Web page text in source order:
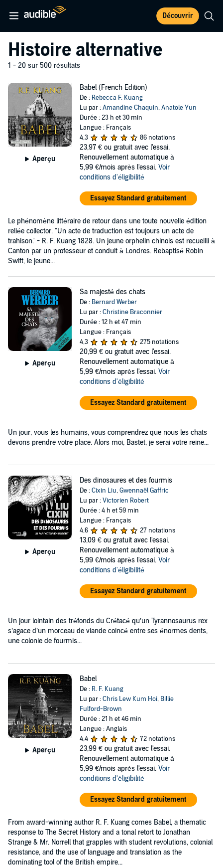
Découvrir
Histoire alternative
1 - 20 sur 500 résultats
Aperçu
Babel (French Edition)
De : Rebecca F. Kuang
Lu par :Amandine Chaquin,Anatole Yun
Durée : 23 h et 30 min
Langue : Français
4,3
86 notations
23,97 € ou gratuit avec l'essai.
Renouvellement automatique à
5,99 €/mois après l'essai. Voir
conditions d'éligibilité
Essayez Standard gratuitement
Le phénomène littéraire de retour dans une toute nouvelle édition
reliée collector. "Un acte de traduction est toujours un acte de
trahison.' - R. F. Kuang 1828. Un jeune orphelin chinois est recueilli à
Canton par un professeur et conduit à Londres. Rebaptisé Robin
Swift, le jeune...
Aperçu
Sa majesté des chats
De : Bernard Werber
Lu par :Christine Braconnier
Durée : 12 h et 47 min
Langue : Français
4,3
275 notations
20,99 € ou gratuit avec l'essai.
Renouvellement automatique à
5,99 €/mois après l'essai. Voir
conditions d'éligibilité
Essayez Standard gratuitement
Un jour, vous les humains, vous comprendrez que nous les chats
devons prendre votre place. Alors moi, Bastet, je serai votre reine...
Aperçu
Des dinosaures et des fourmis
De :Cixin Liu,Gwennaël Gaffric
Lu par :Victorien Robert
Durée : 4 h et 59 min
Langue : Français
4,6
27 notations
13,09 € ou gratuit avec l'essai.
Renouvellement automatique à
5,99 €/mois après l'essai. Voir
conditions d'éligibilité
Essayez Standard gratuitement
Un jour lointain des tréfonds du Crétacé qu’un Tyrannosaurus rex
s’agace d’un morceau de viande coincé entre ses énormes dents,
une colonie de fourmis...
Aperçu
Babel
De : R. F. Kuang
Lu par :Chris Lew Kum Hoi, Billie
Fulford-Brown
Durée : 21 h et 46 min
Langue : Anglais
4,4
72 notations
23,99 € ou gratuit avec l'essai.
Renouvellement automatique à
5,99 €/mois après l'essai. Voir
conditions d'éligibilité
Essayez Standard gratuitement
From award-winning author R. F. Kuang comes Babel, a thematic
response to The Secret History and a tonal retort to Jonathan
Strange & Mr. Norrell that grapples with student revolutions, colonial
resistance, and the use of language and translation as the
dominating tool of the British empire...